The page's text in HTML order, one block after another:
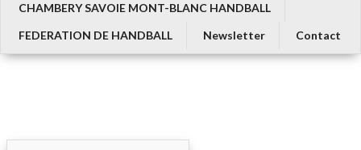
CHAMBERY SAVOIE MONT-BLANC HANDBALL
FEDERATION DE HANDBALL
Newsletter Contact